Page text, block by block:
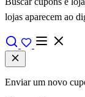
lojas aparecem ao
Enviar um novo